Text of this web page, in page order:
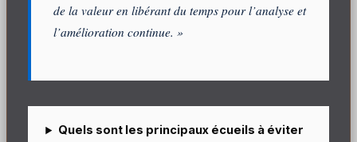
de la valeur en libérant du temps pour l’analyse et
l’amélioration continue. »
Quels sont les principaux écueils à éviter